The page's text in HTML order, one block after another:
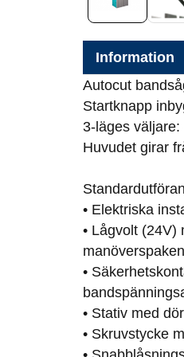
Information
Autocut
Startknapp
3-läges
Huvudet girar
• Elektriska
• Lågvolt (24V)
•
• Stativ med
• Skruvstycke